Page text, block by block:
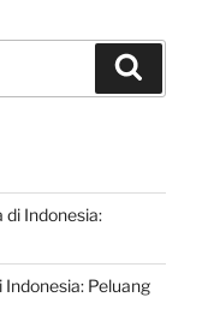
Indonesia:
Peluang